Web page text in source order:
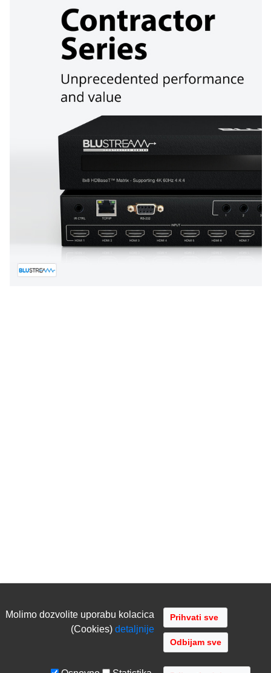
Molimo dozvolite uporabu kolacica
(Cookies)detaljnije
Odbijam sve